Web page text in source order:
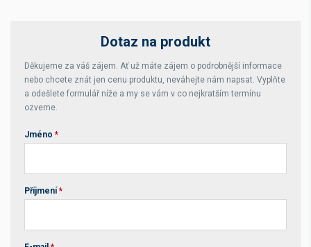
Dotaz na produkt
Děkujeme za váš zájem. Ať už máte zájem o podrobnější informace
nebo chcete znát jen cenu produktu, neváhejte nám napsat. Vyplňte
a odešlete formulář níže a my se vám v co nejkratším termínu
ozveme.
Jméno *
Příjmení *